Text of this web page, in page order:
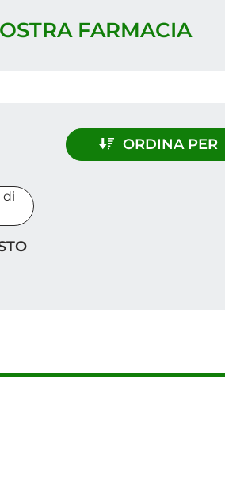
FARMACIA
ORDINA PER